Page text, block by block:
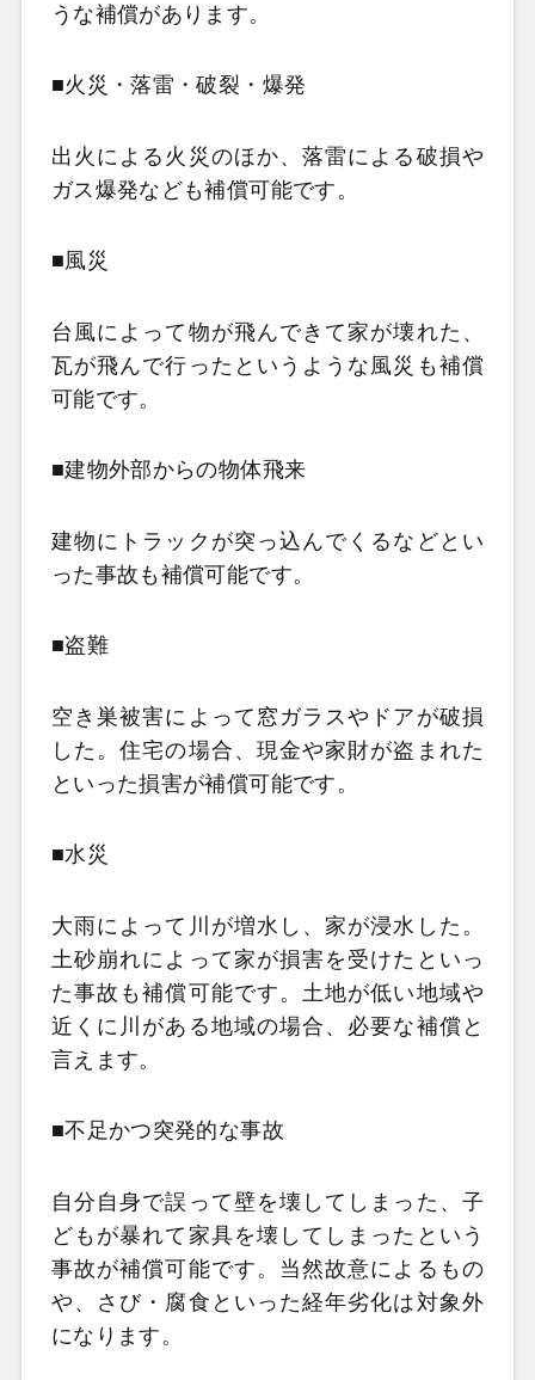
うな補償があります。
■火災・落雷・破裂・爆発
出火による火災のほか、落雷による破損や
ガス爆発なども補償可能です。
■風災
台風によって物が飛んできて家が壊れた、
瓦が飛んで行ったというような風災も補償
可能です。
■建物外部からの物体飛来
建物にトラックが突っ込んでくるなどとい
った事故も補償可能です。
■盗難
空き巣被害によって窓ガラスやドアが破損
した。住宅の場合、現金や家財が盗まれた
といった損害が補償可能です。
■水災
大雨によって川が増水し、家が浸水した。
土砂崩れによって家が損害を受けたといっ
た事故も補償可能です。土地が低い地域や
近くに川がある地域の場合、必要な補償と
言えます。
■不足かつ突発的な事故
自分自身で誤って壁を壊してしまった、子
どもが暴れて家具を壊してしまったという
事故が補償可能です。当然故意によるもの
や、さび・腐食といった経年劣化は対象外
になります。